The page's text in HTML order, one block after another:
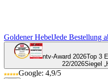
Goldener HebelJede Bestellung
ntv-Award 2026Top 3
22/2026Siegel
Google: 4,9/5